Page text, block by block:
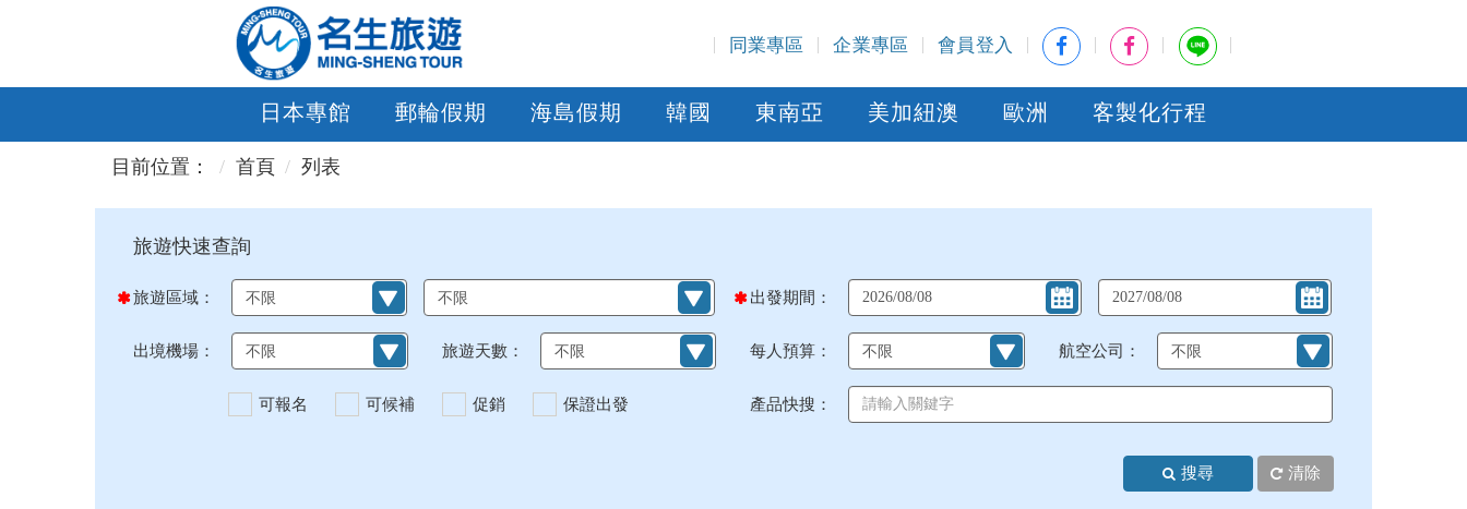
同業專區 企業專區 會員登入
日本專館 郵輪假期 海島假期 韓國 東南亞 美加紐澳 歐洲 客製化行程
目前位置： 首頁 列表
旅遊區域： 出發期間：
出境機場： 旅遊天數： 每人預算： 航空公司：
可報名 可候補 促銷 保證出發 產品快搜：
搜尋 清除